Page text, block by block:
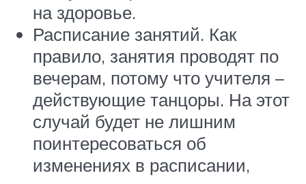
на здоровье.
Расписание занятий. Как
правило, занятия проводят по
вечерам, потому что учителя –
действующие танцоры. На этот
случай будет не лишним
поинтересоваться об
изменениях в расписании,